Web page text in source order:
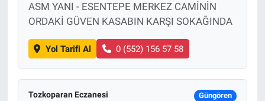
ASM YANI - ESENTEPE MERKEZ CAMİNİN
ORDAKİ GÜVEN KASABIN KARŞI SOKAĞINDA
Yol Tarifi Al 0 (552) 156 57 58
Tozkoparan Eczanesi Güngören